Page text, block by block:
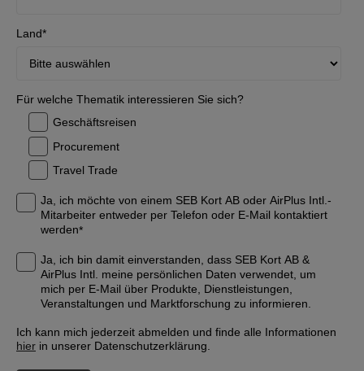
Land*
Für welche Thematik interessieren Sie sich?
Geschäftsreisen
Procurement
Travel Trade
Ja, ich möchte von einem SEB Kort AB oder AirPlus Intl.-
Mitarbeiter entweder per Telefon oder E-Mail kontaktiert
werden*
Ja, ich bin damit einverstanden, dass SEB Kort AB &
AirPlus Intl. meine persönlichen Daten verwendet, um
mich per E-Mail über Produkte, Dienstleistungen,
Veranstaltungen und Marktforschung zu informieren.
Ich kann mich jederzeit abmelden und finde alle Informationen
hier in unserer Datenschutzerklärung.